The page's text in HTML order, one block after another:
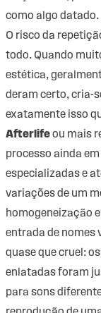
como algo datado.
O risco da
todo. Quando
estética,
deram certo, cria-
exatamente isso
Afterlifeou mais
processo ainda
especializadas e
variações de um
homogeneização
entrada de nomes
quase que cruel:
enlatadas foram
para sons